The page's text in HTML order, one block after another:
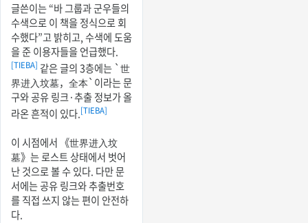
글쓴이는 “바 그룹과 군우들의
수색으로 이 책을 정식으로 회
수했다”고 밝히고, 수색에 도움
을 준 이용자들을 언급했다.
[TIEBA] 같은 글의 3층에는 `世
界进入坟墓，全本`이라는 문
구와 공유 링크·추출 정보가 올
라온 흔적이 있다.[TIEBA]
이 시점에서 《世界进入坟
墓》는 로스트 상태에서 벗어
난 것으로 볼 수 있다. 다만 문
서에는 공유 링크와 추출번호
를 직접 쓰지 않는 편이 안전하
다.